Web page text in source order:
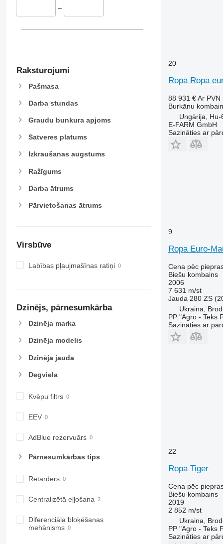
9900
C-series
M-series
T-series
W-series
–
Raksturojumi
Pašmasa
Darba stundas
Graudu bunkura apjoms
Satveres platums
Izkraušanas augstums
Ražīgums
Darba ātrums
Pārvietošanas ātrums
Virsbūve
Labības pļaujmašīnas ratiņi
Dzinējs, pārnesumkārba
Dzinēja marka
Dzinēja modelis
Dzinēja jauda
Degviela
Kvēpu filtrs
EEV
AdBlue rezervuārs
Pārnesumkārbas tips
Retarders
Centralizētā eļļošana
Diferenciāļa bloķēšanas
mehānisms
20
Ropa Ropa
88 931 € Ar PVN
Burkānu
Ungārija,
E-FARM GmbH
Sazināties ar
9
Ropa Euro-
Cena pēc
Biešu kombains
2006
7 631 m/st
Jauda 280 ZS
Ukraina,
PP "Agro - Teks
Sazināties ar
22
Ropa Tiger
Cena pēc
Biešu kombains
2019
2 852 m/st
Ukraina,
PP "Agro - Teks
Sazināties ar